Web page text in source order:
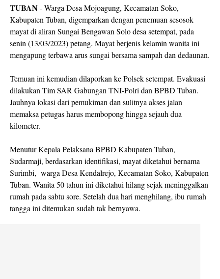
TUBAN- Warga Desa Mojoagung, Kecamatan Soko,
Kabupaten Tuban, digemparkan dengan penemuan sesosok
mayat di aliran Sungai Bengawan Solo desa setempat, pada
senin (13/03/2023) petang. Mayat berjenis kelamin wanita ini
mengapung terbawa arus sungai bersama sampah dan dedaunan.
Temuan ini kemudian dilaporkan ke Polsek setempat. Evakuasi
dilakukan Tim SAR Gabungan TNI-Polri dan BPBD Tuban.
Jauhnya lokasi dari pemukiman dan sulitnya akses jalan
memaksa petugas harus membopong hingga sejauh dua
kilometer.
Menutur Kepala Pelaksana BPBD Kabupaten Tuban,
Sudarmaji, berdasarkan identifikasi, mayat diketahui bernama
Surimbi, warga Desa Kendalrejo, Kecamatan Soko, Kabupaten
Tuban. Wanita 50 tahun ini diketahui hilang sejak meninggalkan
rumah pada sabtu sore. Setelah dua hari menghilang, ibu rumah
tangga ini ditemukan sudah tak bernyawa.